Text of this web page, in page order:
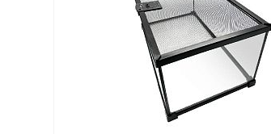
Купить в 1 клик Сравнение
В наличии